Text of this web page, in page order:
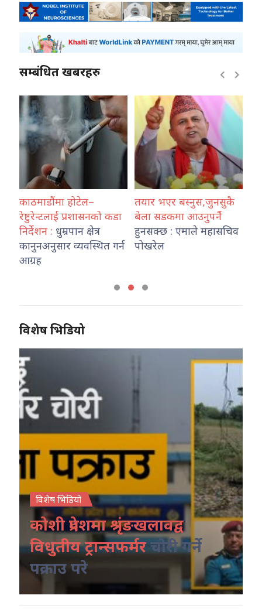
सम्बंधित खबरहरु
काठमाडौंमा होटेल–
रेष्टुरेन्टलाई प्रशासनको कडा
निर्देशन : धुम्रपान क्षेत्र
कानुनअनुसार व्यवस्थित गर्न
आग्रह
तयार भएर बस्नुस,जुनसुकै
बेला सडकमा आउनुपर्नै
हुनसक्छ : एमाले महासचिव
पोखरेल
विशेष भिडियो
विशेष भिडियो
कोशी प्रदेशमा श्रृंङखलावद्व
विधुतीय ट्रान्सफर्मरचोरी गर्ने
पक्राउ परे